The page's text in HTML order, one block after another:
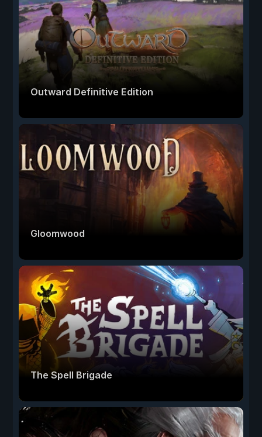
Outward Definitive Edition
Gloomwood
The Spell Brigade